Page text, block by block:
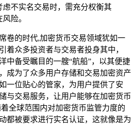
虑不实名交易时，需充分权衡其
险。
卷的时代,加密货币交易领域犹如一
着众多投资者与交易者投身其中，
中备受瞩目的一艘“航船”，以其便捷
成为了众多用户存储和交易加密资产
一位贴心的管家，为用户提供了安
与交易服务，让用户能够在加密货币
全球范围内对加密货币监管力度的
都被要求进行实名认证，这就像是为